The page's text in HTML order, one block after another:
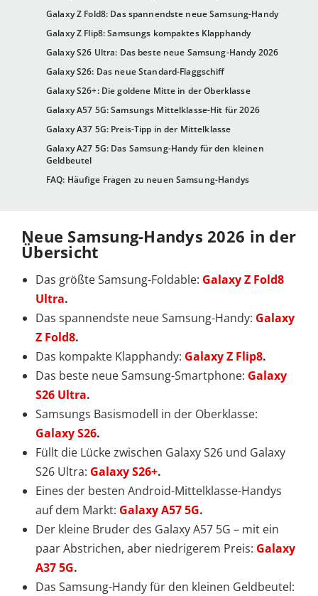
Galaxy Z Fold8: Das spannendste neue Samsung-Handy
Galaxy Z Flip8: Samsungs kompaktes Klapphandy
Galaxy S26 Ultra: Das beste neue Samsung-Handy 2026
Galaxy S26: Das neue Standard-Flaggschiff
Galaxy S26+: Die goldene Mitte in der Oberklasse
Galaxy A57 5G: Samsungs Mittelklasse-Hit für 2026
Galaxy A37 5G: Preis-Tipp in der Mittelklasse
Galaxy A27 5G: Das Samsung-Handy für den kleinen
Geldbeutel
FAQ: Häufige Fragen zu neuen Samsung-Handys
Neue Samsung-Handys 2026 in der
Übersicht
Das größte Samsung-Foldable: Galaxy Z Fold8
Ultra.
Das spannendste neue Samsung-Handy: Galaxy
Z Fold8.
Das kompakte Klapphandy: Galaxy Z Flip8.
Das beste neue Samsung-Smartphone: Galaxy
S26 Ultra.
Samsungs Basismodell in der Oberklasse:
Galaxy S26.
Füllt die Lücke zwischen Galaxy S26 und Galaxy
S26 Ultra: Galaxy S26+.
Eines der besten Android-Mittelklasse-Handys
auf dem Markt: Galaxy A57 5G.
Der kleine Bruder des Galaxy A57 5G – mit ein
paar Abstrichen, aber niedrigerem Preis: Galaxy
A37 5G.
Das Samsung-Handy für den kleinen Geldbeutel: